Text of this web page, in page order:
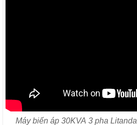
Máy biến áp 30KVA 3 pha Litanda